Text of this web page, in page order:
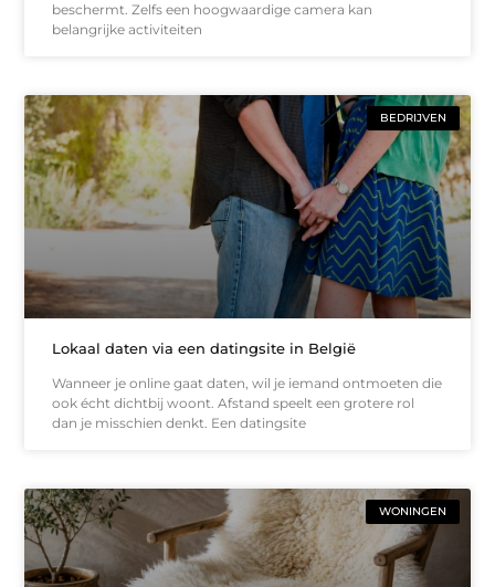
beschermt. Zelfs een hoogwaardige camera kan
belangrijke activiteiten
BEDRIJVEN
Lokaal daten via een datingsite in België
Wanneer je online gaat daten, wil je iemand ontmoeten die
ook écht dichtbij woont. Afstand speelt een grotere rol
dan je misschien denkt. Een datingsite
WONINGEN